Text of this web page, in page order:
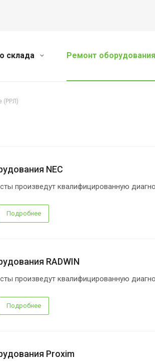
склада Ремонт оборудования
(РРЛ)
NEC
произведут квалифицированную
Подробнее
RADWIN
произведут квалифицированную
Подробнее
Proxim